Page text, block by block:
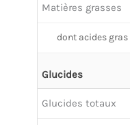
Matières grasses
dont acides
Glucides
Glucides totaux